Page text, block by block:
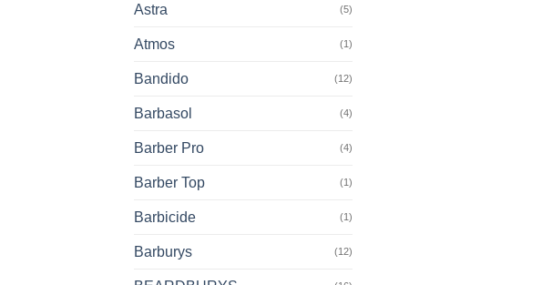
Astra (5)
Atmos (1)
Bandido (12)
Barbasol (4)
Barber Pro (4)
Barber Top (1)
Barbicide (1)
Barburys (12)